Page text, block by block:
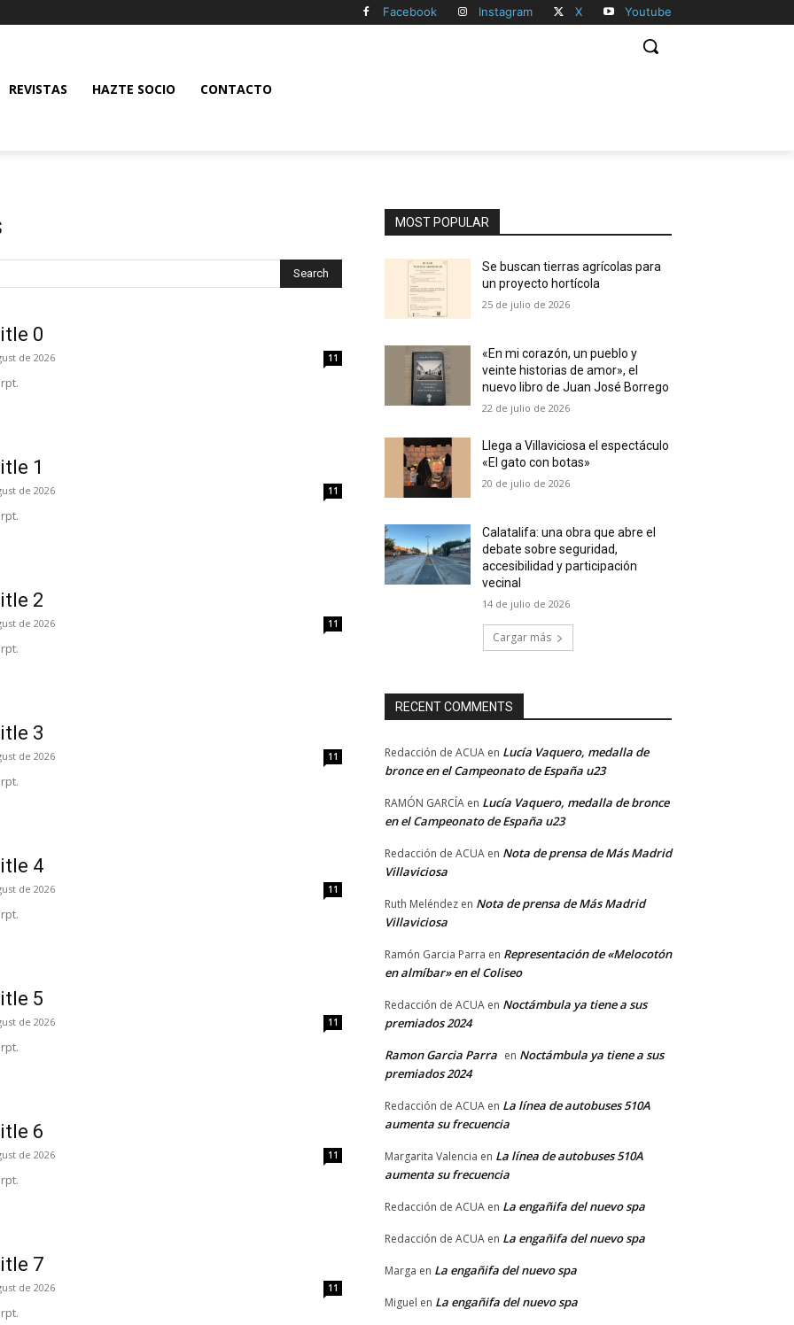
Facebook Instagram X Youtube
REVISTAS HAZTE SOCIO CONTACTO
Search
0
de 2026 11
1
de 2026 11
2
de 2026 11
3
de 2026 11
4
de 2026 11
5
de 2026 11
6
de 2026 11
7
de 2026 11
MOST POPULAR
Se buscan tierras agrícolas para
un proyecto hortícola
25 de julio de 2026
«En mi corazón, un pueblo y
veinte historias de amor», el
nuevo libro de Juan José Borrego
22 de julio de 2026
Llega a Villaviciosa el espectáculo
«El gato con botas»
20 de julio de 2026
Calatalifa: una obra que abre el
debate sobre seguridad,
accesibilidad y participación
vecinal
14 de julio de 2026
Cargar más
RECENT COMMENTS
Redacción de ACUA en Lucía Vaquero, medalla de
bronce en el Campeonato de España u23
RAMÓN GARCÍA en Lucía Vaquero, medalla de bronce
en el Campeonato de España u23
Redacción de ACUA en Nota de prensa de Más Madrid
Villaviciosa
Ruth Meléndez en Nota de prensa de Más Madrid
Villaviciosa
Ramón Garcia Parra en Representación de «Melocotón
en almíbar» en el Coliseo
Redacción de ACUA en Noctámbula ya tiene a sus
premiados 2024
Ramon Garcia Parra en Noctámbula ya tiene a sus
premiados 2024
Redacción de ACUA en La línea de autobuses 510A
aumenta su frecuencia
Margarita Valencia en La línea de autobuses 510A
aumenta su frecuencia
Redacción de ACUA en La engañifa del nuevo spa
Redacción de ACUA en La engañifa del nuevo spa
Marga en La engañifa del nuevo spa
Miguel en La engañifa del nuevo spa